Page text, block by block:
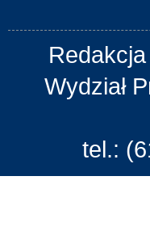
Wydział
tel.: